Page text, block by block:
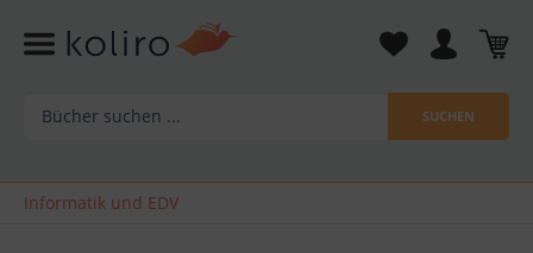
SUCHEN
Informatik und EDV